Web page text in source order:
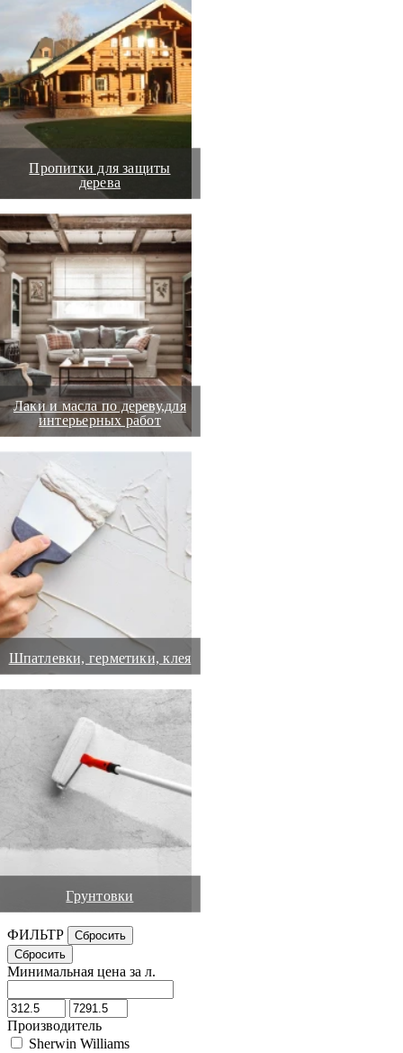
Пропитки для защиты
дерева
Лаки и масла по дереву,для
интерьерных работ
Шпатлевки, герметики, клея
Грунтовки
ФИЛЬТР
Минимальная цена за л.
Производитель
Sherwin Williams